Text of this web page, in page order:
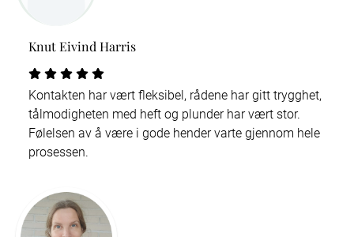
Knut Eivind Harris
Kontakten har vært fleksibel, rådene har gitt trygghet,
tålmodigheten med heft og plunder har vært stor.
Følelsen av å være i gode hender varte gjennom hele
prosessen.